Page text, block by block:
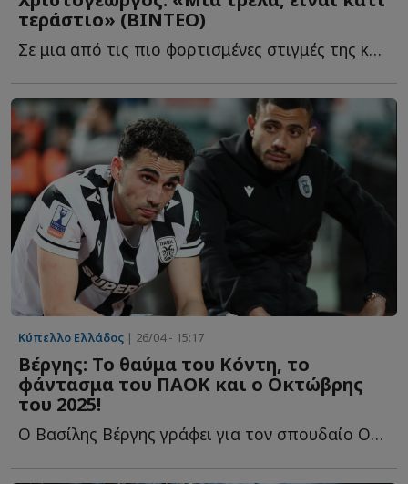
τεράστιο» (ΒΙΝΤΕΟ)
Σε μια από τις πιο φορτισμένες στιγμές της καριέρας τ...
Κύπελλο Ελλάδος | 26/04 - 15:17
Βέργης: Το θαύμα του Κόντη, το
φάντασμα του ΠΑΟΚ και ο Οκτώβρης
του 2025!
Ο Βασίλης Βέργης γράφει για τον σπουδαίο ΟΦΗ που έχτισε σ...